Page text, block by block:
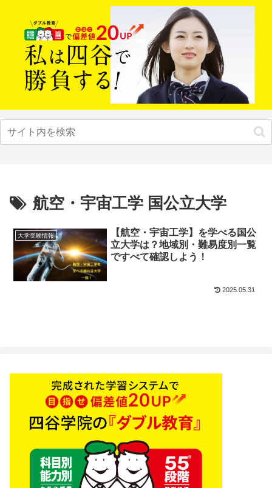
航空・宇宙工学 国公立大学
大学受験情報
【航空・宇宙工学】を学べる国公
立大学は？地域別・難易度別一覧
ですべて確認しよう！
2025.05.31